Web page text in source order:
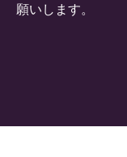
願いします。